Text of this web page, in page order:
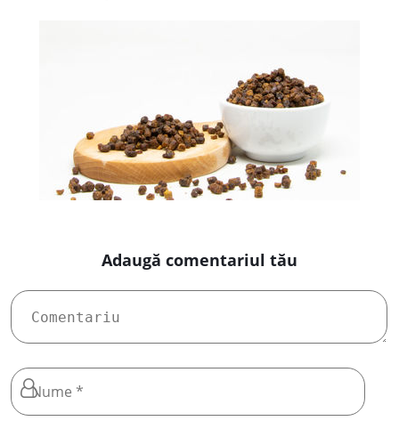
Adaugă comentariul tău